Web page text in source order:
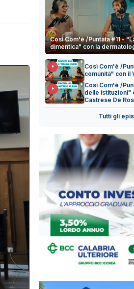
Così Com'è /Puntata #11 -
dimentica" con la
Così Com'è /
comunità" con il
Così Com'è /
delle istituzioni"
Castrese De
Tutti gli